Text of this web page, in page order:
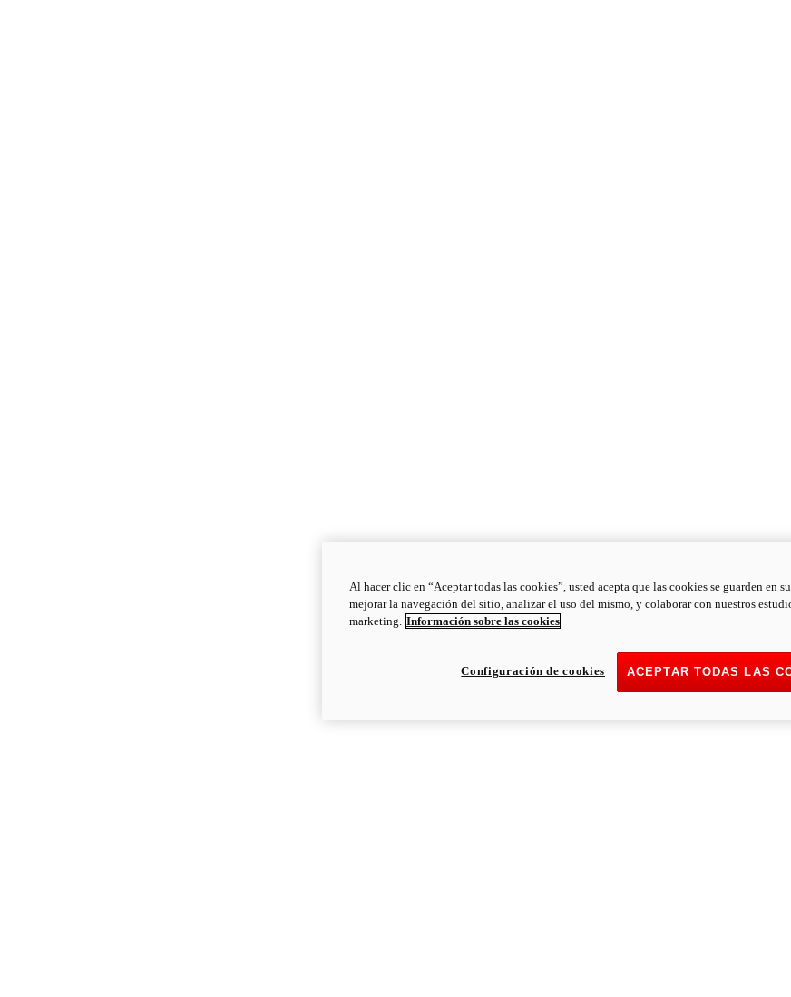
Al hacer clic en “Aceptar todas las cookies”, usted acepta que las cookies se guarden en
mejorar la navegación del sitio, analizar el uso del mismo, y colaborar con nuestros
marketing. Información sobre las cookies
ACEPTAR TODAS LAS
Configuración de cookies